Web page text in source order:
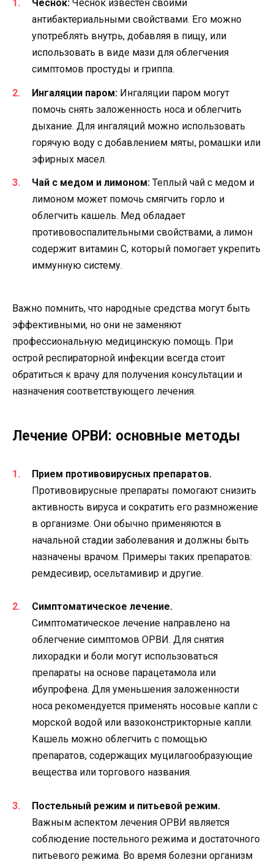
Чеснок: Чеснок известен своими
антибактериальными свойствами. Его можно
употреблять внутрь, добавляя в пищу, или
использовать в виде мази для облегчения
симптомов простуды и гриппа.
Ингаляции паром: Ингаляции паром могут
помочь снять заложенность носа и облегчить
дыхание. Для ингаляций можно использовать
горячую воду с добавлением мяты, ромашки или
эфирных масел.
Чай с медом и лимоном: Теплый чай с медом и
лимоном может помочь смягчить горло и
облегчить кашель. Мед обладает
противовоспалительными свойствами, а лимон
содержит витамин С, который помогает укрепить
иммунную систему.
Важно помнить, что народные средства могут быть
эффективными, но они не заменяют
профессиональную медицинскую помощь. При
острой респираторной инфекции всегда стоит
обратиться к врачу для получения консультации и
назначения соответствующего лечения.
Лечение ОРВИ: основные методы
Прием противовирусных препаратов.
Противовирусные препараты помогают снизить
активность вируса и сократить его размножение
в организме. Они обычно применяются в
начальной стадии заболевания и должны быть
назначены врачом. Примеры таких препаратов:
ремдесивир, осельтамивир и другие.
Симптоматическое лечение.
Симптоматическое лечение направлено на
облегчение симптомов ОРВИ. Для снятия
лихорадки и боли могут использоваться
препараты на основе парацетамола или
ибупрофена. Для уменьшения заложенности
носа рекомендуется применять носовые капли с
морской водой или вазоконстрикторные капли.
Кашель можно облегчить с помощью
препаратов, содержащих муцилагообразующие
вещества или торгового названия.
Постельный режим и питьевой режим.
Важным аспектом лечения ОРВИ является
соблюдение постельного режима и достаточного
питьевого режима. Во время болезни организм